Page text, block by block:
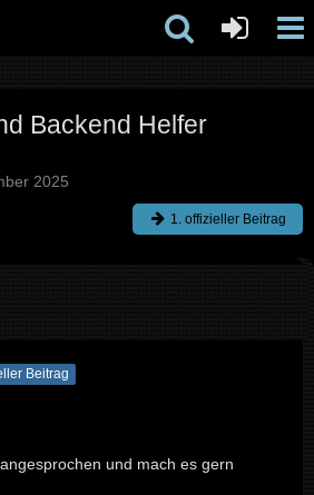
Backend Helfer
2025
1. offizieller Beitrag
Beitrag
und mach es gern